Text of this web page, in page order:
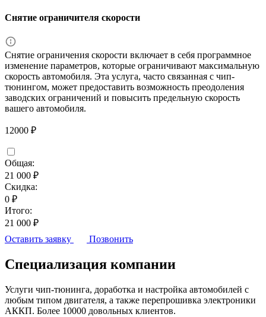
Снятие ограничителя скорости
Снятие ограничения скорости включает в себя программное
изменение параметров, которые ограничивают максимальную
скорость автомобиля. Эта услуга, часто связанная с чип-
тюнингом, может предоставить возможность преодоления
заводских ограничений и повысить предельную скорость
вашего автомобиля.
12000 ₽
Общая:
21 000 ₽
Скидка:
0 ₽
Итого:
21 000 ₽
Оставить заявку
Позвонить
Специализация компании
Услуги чип-тюнинга, доработка и настройка автомобилей с
любым типом двигателя, а также перепрошивка электроники
АККП. Более 10000 довольных клиентов.